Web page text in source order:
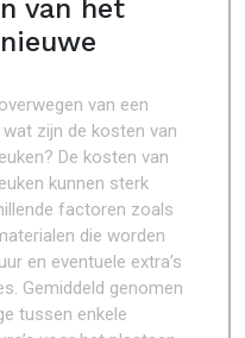
van het
van een
zijn de kosten van
De kosten van
kunnen sterk
factoren zoals
die worden
en eventuele extra’s
Gemiddeld genomen
tussen enkele